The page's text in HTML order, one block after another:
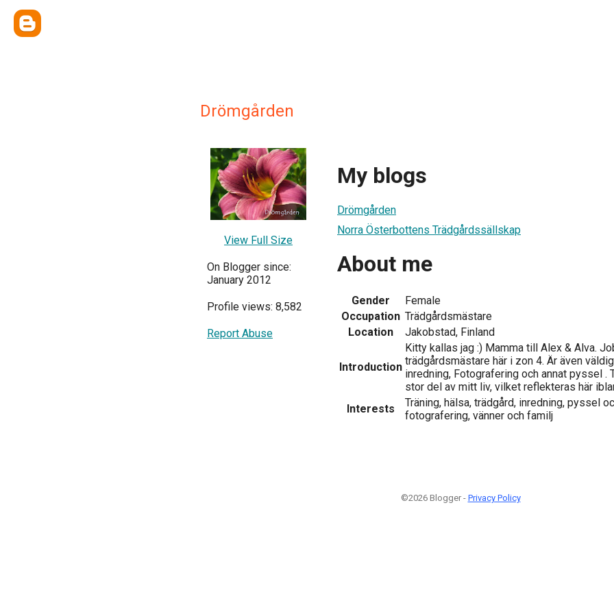
Drömgården
View Full Size
On Blogger since:
January 2012
Profile views: 8,582
Report Abuse
My blogs
Drömgården
Norra Österbottens Trädgårdssällskap
About me
Gender
Female
Occupation Trädgårdsmästare
Location
Jakobstad, Finland
Introduction
Kitty kallas jag :) Mamma till Alex & Alva.
trädgårdsmästare här i zon 4. Är även
inredning, Fotografering och annat pyssel .
stor del av mitt liv, vilket reflekteras här
Interests
Träning, hälsa, trädgård, inredning, pyssel
fotografering, vänner och familj
©2026 Blogger - Privacy Policy